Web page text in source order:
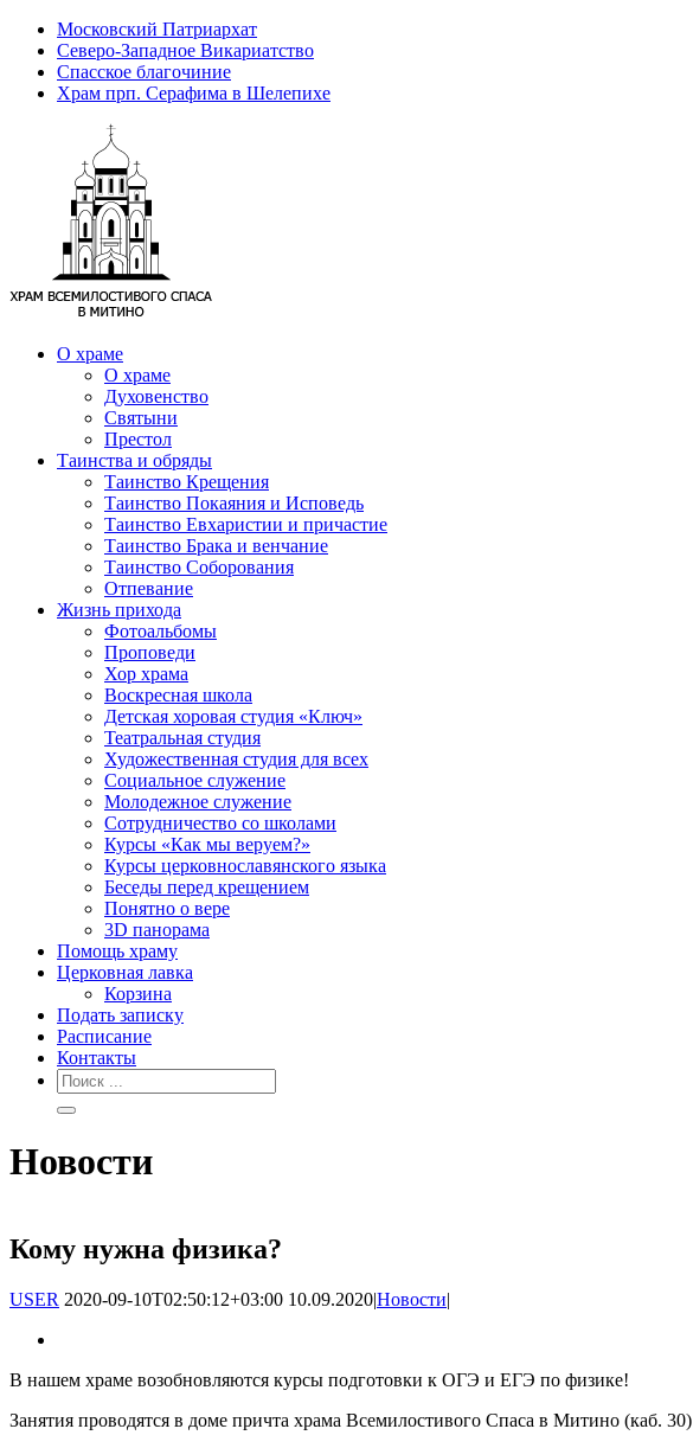
Московский Патриархат
Северо-Западное Викариатство
Спасское благочиние
Храм прп. Серафима в Шелепихе
О храме
О храме
Духовенство
Святыни
Престол
Таинства и обряды
Таинство Крещения
Таинство Покаяния и Исповедь
Таинство Евхаристии и причастие
Таинство Брака и венчание
Таинство Соборования
Отпевание
Жизнь прихода
Фотоальбомы
Проповеди
Хор храма
Воскресная школа
Детская хоровая студия «Ключ»
Театральная студия
Х​удожественная студия для всех
Социальное служение
Молодежное служение
Сотрудничество со школами
Курсы «Как мы веруем?»
Курсы церковнославянского языка
Беседы перед крещением
Понятно о вере
3D панорама
Помощь храму
Церковная лавка
Корзина
Подать записку
Расписание
Контакты
Новости
Кому нужна физика?
USER 2020-09-10T02:50:12+03:00 10.09.2020|Новости|
В нашем храме возобновляются курсы подготовки к ОГЭ и ЕГЭ по физике!
Занятия проводятся в доме причта храма Всемилостивого Спаса в Митино (каб. 30)